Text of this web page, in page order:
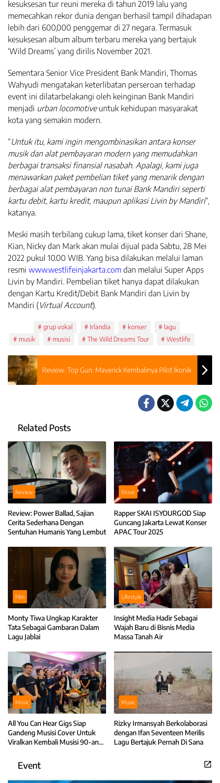
kesuksesan tur reuni mereka di tahun 2019 lalu yang
memecahkan rekor dunia dengan berhasil tampil dihadapan
lebih dari 600,000 penggemar di 27 negara. Termasuk
kesuksesan album album terbaru mereka yang bertajuk
‘Wild Dreams’ yang dirilis November 2021.
Sementara Senior Vice President Bank Mandiri, Thomas
Wahyudi mengatakan keterlibatan perseroan terhadap
event ini dilatarbelakangi oleh keinginan Bank Mandiri
menjadi urban locomotiveuntuk kehidupan masyarakat
kota yang semakin modern.
“Untuk itu, kami ingin mengombinasikan antara konser
musik dan alat pembayaran modern yang memudahkan
berbagai transaksi finansial nasabah. Apalagi, kami juga
menawarkan paket pembelian tiket yang menarik dengan
berbagai alat pembayaran non tunai Bank Mandiri seperti
kartu debit, kartu kredit, maupun aplikasi Livin by Mandiri“,
katanya.
Meski masih terbilang cukup lama, tiket konser dari Shane,
Kian, Nicky dan Mark akan mulai dijual pada Sabtu, 28 Mei
2022 pukul 10.00 WIB. Yang bisa dilakukan melalui laman
resmi www.westlifeinjakarta.com dan melalui Super Apps
Livin by Mandiri. Pembelian tiket hanya dapat dilakukan
dengan Kartu Kredit/Debit Bank Mandiri dan Livin by
Mandiri (Virtual Account).
grup vokal Irlandia konser
lagu
musik
musisi The Wild Dreams Tour Westlife
Review: Top Gun: Maverick Kembalinya Pilot Ikonik
Related Posts
Review
Review: Power Ballad, Sajian
Cerita Sederhana Dengan
Sentuhan Humanis Yang Lembut
Music
Rapper SKAI ISYOURGOD Siap
Guncang Jakarta Lewat Konser
APAC Tour 2025
Film
Monty Tiwa Ungkap Karakter
Tata Sebagai Gambaran Dalam
Lagu Jablai
Lifestyle
Insight Media Hadir Sebagai
Wajah Baru di Bisnis Media
Massa Tanah Air
Music
All You Can Hear Gigs Siap
Gandeng Musisi Cover Untuk
Viralkan Kembali Musisi 90-an
Music
Rizky Irmansyah Berkolaborasi
dengan Ifan Seventeen Merilis
Lagu Bertajuk Pernah Di Sana
Event